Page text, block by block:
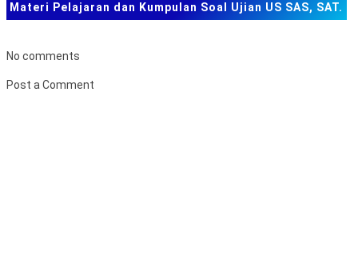
Materi Pelajaran dan Kumpulan Soal Ujian US SAS, SAT.
No comments
Post a Comment